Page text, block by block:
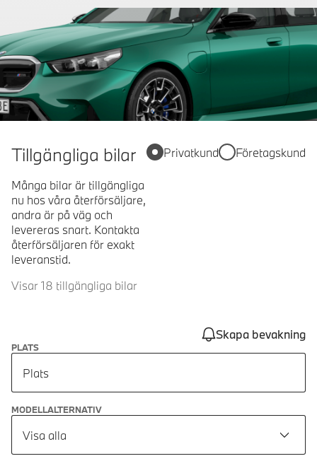
Tillgängliga bilar
Många bilar är tillgängliga
nu hos våra återförsäljare,
andra är på väg och
levereras snart. Kontakta
återförsäljaren för exakt
leveranstid.
Visar 18 tillgängliga bilar
Privatkund Företagskund
Skapa bevakning
PLATS
Plats
MODELLALTERNATIV
Visa alla